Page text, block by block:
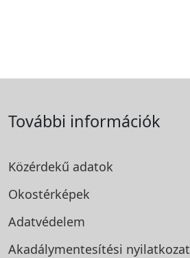
További információk
Közérdekű adatok
Okostérképek
Adatvédelem
Akadálymentesítési nyilatkozat